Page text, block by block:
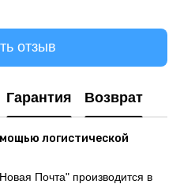
отзыв
Гарантия Возврат
логистической
Почта" производится в